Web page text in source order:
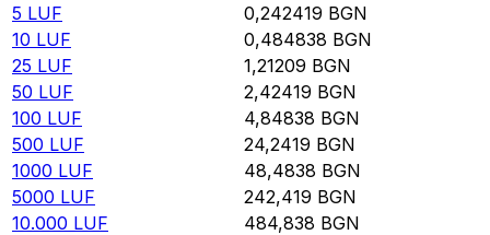
5 LUF 0,242419 BGN
10 LUF 0,484838 BGN
25 LUF 1,21209 BGN
50 LUF 2,42419 BGN
100 LUF 4,84838 BGN
500 LUF 24,2419 BGN
1000 LUF 48,4838 BGN
5000 LUF 242,419 BGN
10.000 LUF 484,838 BGN